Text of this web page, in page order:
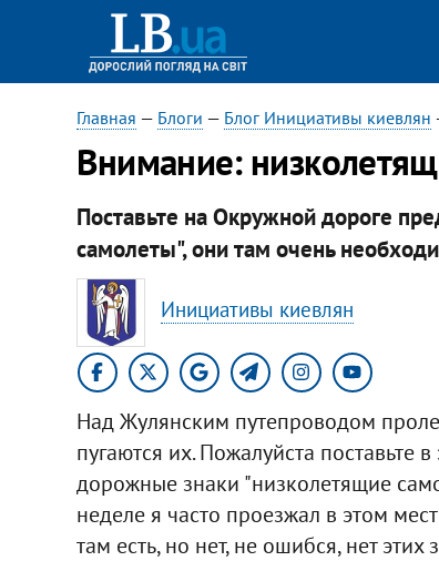
Главная — Блоги — Блог Инициативы киевлян
Внимание:
Поставьте на Окружной дороге
самолеты", они там очень
Инициативы киевлян
Над Жулянским путепроводом
пугаются их. Пожалуйста
дорожные знаки "низколетящие
неделе я часто проезжал в этом
там есть, но нет, не ошибся, нет